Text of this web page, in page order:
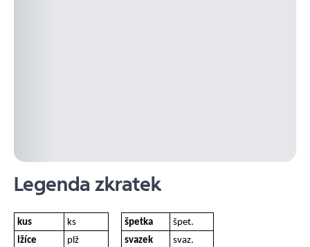
Legenda zkratek
kus ks špetka
špet.
lžíce
plž svazek
svaz.